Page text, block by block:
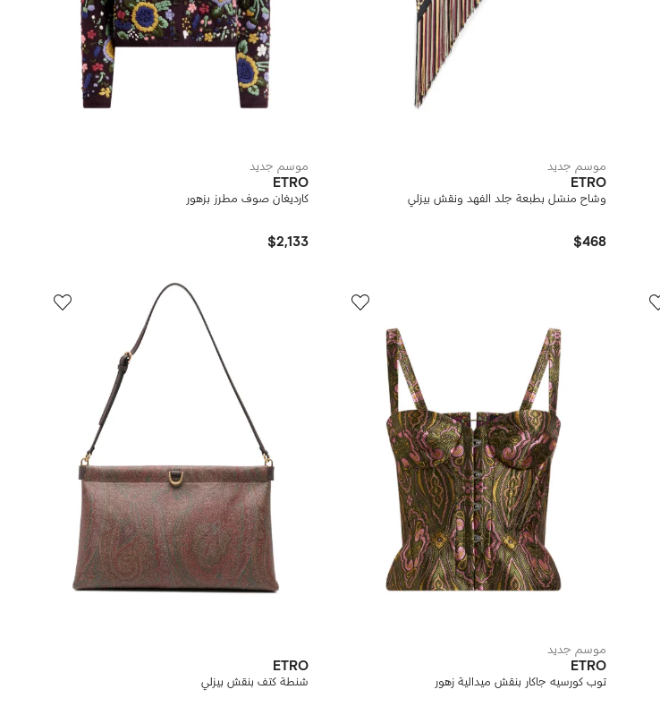
موسم جديد
ETRO
وشاح منسّل بطبعة جلد الفهد ونقش بيزلي
$468
موسم جديد
ETRO
كارديغان صوف مطرز بزهور
$2,133
موسم جديد
ETRO
توب كورسيه جاكار بنقش ميدالية زهور
ETRO
شنطة كتف بنقش بيزلي